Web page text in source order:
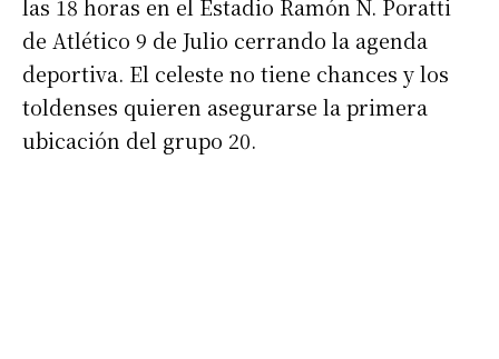
las 18 horas en el Estadio Ramón N. Poratti
de Atlético 9 de Julio cerrando la agenda
deportiva. El celeste no tiene chances y los
toldenses quieren asegurarse la primera
ubicación del grupo 20.